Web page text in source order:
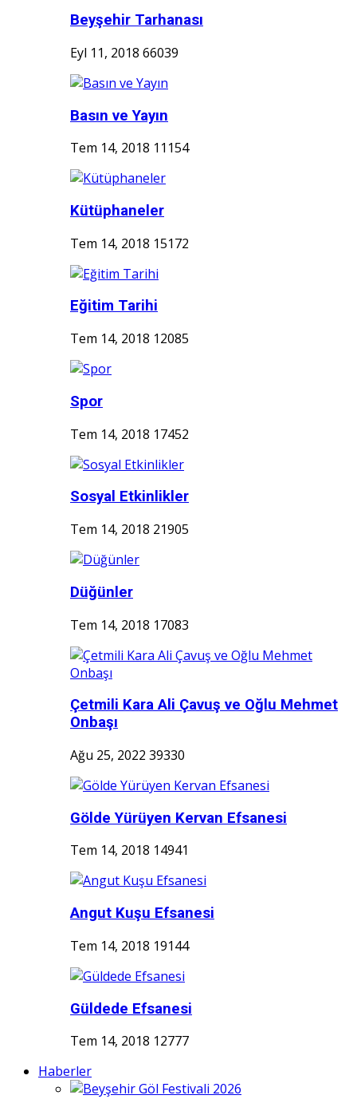
Beyşehir Tarhanası
Eyl 11, 2018 66039
Basın ve Yayın
Tem 14, 2018 11154
Kütüphaneler
Tem 14, 2018 15172
Eğitim Tarihi
Tem 14, 2018 12085
Spor
Tem 14, 2018 17452
Sosyal Etkinlikler
Tem 14, 2018 21905
Düğünler
Tem 14, 2018 17083
Çetmili Kara Ali Çavuş ve Oğlu Mehmet
Onbaşı
Ağu 25, 2022 39330
Gölde Yürüyen Kervan Efsanesi
Tem 14, 2018 14941
Angut Kuşu Efsanesi
Tem 14, 2018 19144
Güldede Efsanesi
Tem 14, 2018 12777
Haberler